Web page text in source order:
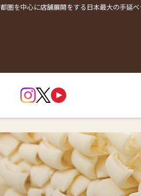
圏を中心に店舗展開をする日本最大の手延